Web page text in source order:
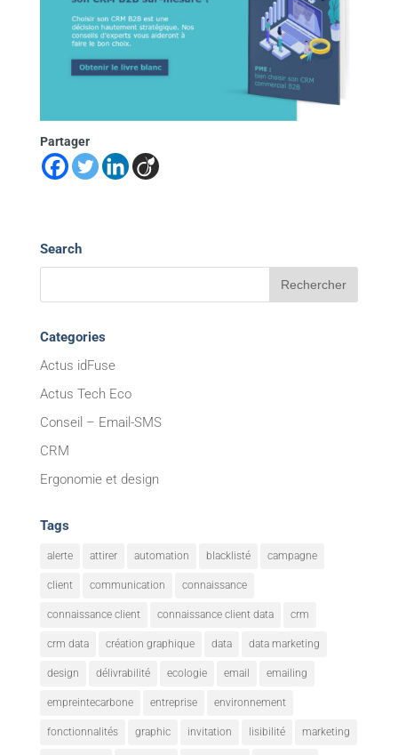
Partager
Search
Categories
Actus idFuse
Actus Tech Eco
Conseil – Email-SMS
CRM
Ergonomie et design
Tags
alerte attirer automation blacklisté campagne
client communication connaissance
connaissance client connaissance client data crm
crm data création graphique data data marketing
design délivrabilité ecologie email emailing
empreintecarbone entreprise environnement
fonctionnalités graphic invitation lisibilité marketing